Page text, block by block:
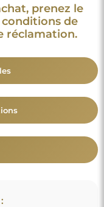
prenez le
de
réclamation.